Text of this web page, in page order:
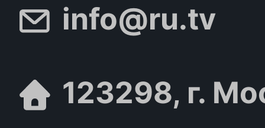
info@ru.tv
123298, г.